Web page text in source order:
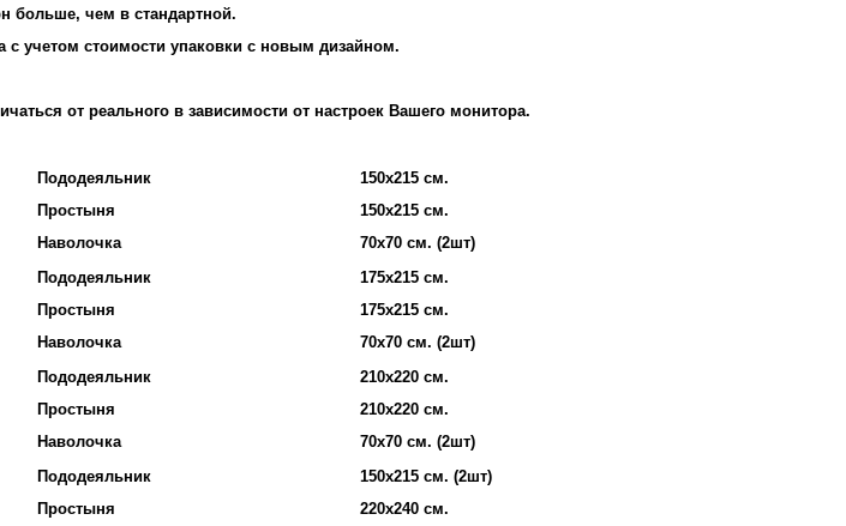
больше, чем в стандартной.
с учетом стоимости упаковки с новым дизайном.
от реального в зависимости от настроек Вашего монитора.
Пододеяльник
Простыня
Наволочка
150х215 см.
150х215 см.
70х70 см. (2шт)
Пододеяльник
Простыня
Наволочка
175х215 см.
175х215 см.
70х70 см. (2шт)
Пододеяльник
Простыня
Наволочка
210х220 см.
210х220 см.
70х70 см. (2шт)
Пододеяльник
Простыня
150х215 см. (2шт)
220х240 см.